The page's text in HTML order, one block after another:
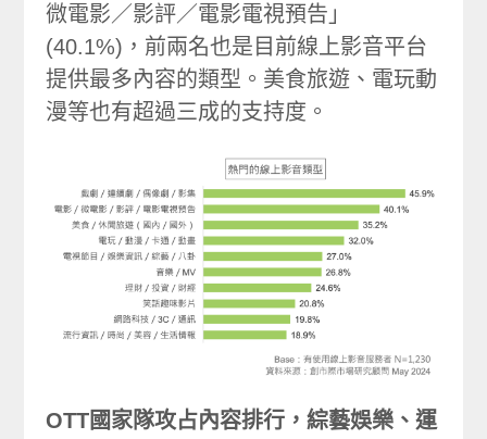
微電影／影評／電影電視預告」
(40.1%)，前兩名也是目前線上影音平台
提供最多內容的類型。美食旅遊、電玩動
漫等也有超過三成的支持度。
OTT國家隊攻占內容排行，綜藝娛樂、運